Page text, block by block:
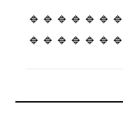
🔹🔹🔹🔹🔹🔹🔹